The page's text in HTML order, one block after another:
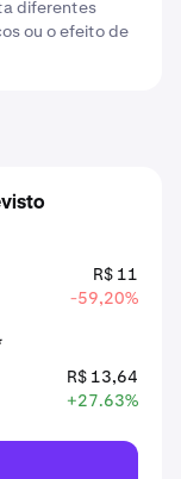
diferentes
ou o efeito de
R$ 11
-59,20%
R$ 13,64
+27.63%